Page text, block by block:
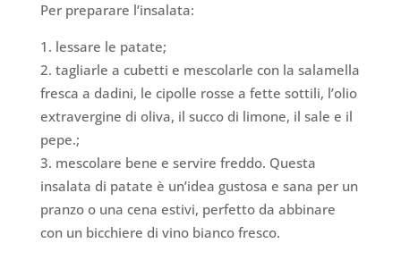
Per preparare l’insalata:
lessare le patate;
tagliarle a cubetti e mescolarle con la salamella
fresca a dadini, le cipolle rosse a fette sottili, l’olio
extravergine di oliva, il succo di limone, il sale e il
pepe.;
mescolare bene e servire freddo. Questa
insalata di patate è un’idea gustosa e sana per un
pranzo o una cena estivi, perfetto da abbinare
con un bicchiere di vino bianco fresco.